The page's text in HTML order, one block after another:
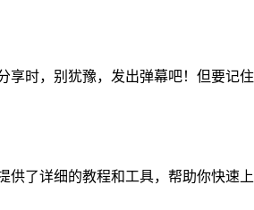
时，别犹豫，发出弹幕吧！但要记
供了详细的教程和工具，帮助你快速